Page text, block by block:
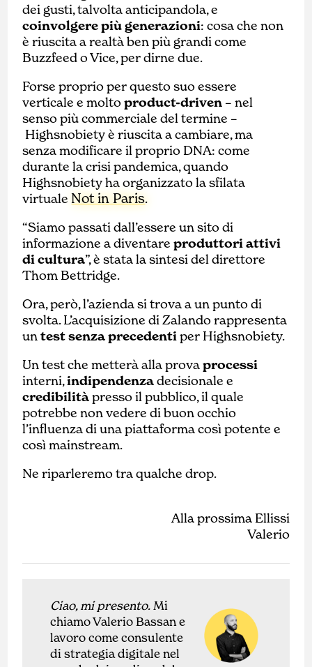
dei gusti, talvolta anticipandola, e
coinvolgere più generazioni: cosa che non
è riuscita a realtà ben più grandi come
Buzzfeed o Vice, per dirne due.
Forse proprio per questo suo essere
verticale e moltoproduct-driven – nel
senso più commerciale del termine –
Highsnobiety è riuscita a cambiare, ma
senza modificare il proprio DNA: come
durante la crisi pandemica, quando
Highsnobiety ha organizzato la sfilata
virtuale Not in Paris.
“Siamo passati dall’essere un sito di
informazione a diventareproduttori attivi
di cultura”, è stata la sintesi del direttore
Thom Bettridge.
Ora, però, l’azienda si trova a un punto di
svolta. L’acquisizione di Zalando rappresenta
untest senza precedenti per Highsnobiety.
Un test che metterà alla provaprocessi
interni,indipendenzadecisionale e
credibilitàpresso il pubblico, il quale
potrebbe non vedere di buon occhio
l’influenza di una piattaforma così potente e
così mainstream.
Ne riparleremo tra qualche drop.
Alla prossima Ellissi
Valerio
Ciao, mi presento.Mi
chiamo Valerio Bassan e
lavoro comeconsulente
distrategia digitale nel